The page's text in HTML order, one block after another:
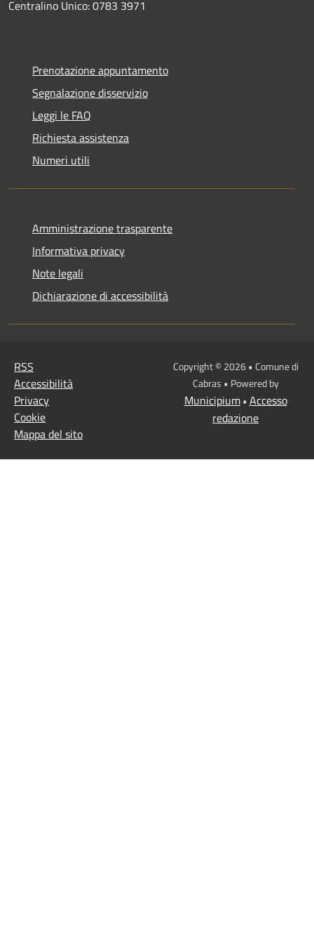
Centralino Unico: 0783 3971
Prenotazione appuntamento
Segnalazione disservizio
Leggi le FAQ
Richiesta assistenza
Numeri utili
Amministrazione trasparente
Informativa privacy
Note legali
Dichiarazione di accessibilità
RSS
Accessibilità
Privacy
Cookie
Mappa del sito
Copyright © 2026 • Comune di
Cabras • Powered by
Municipium• Accesso
redazione